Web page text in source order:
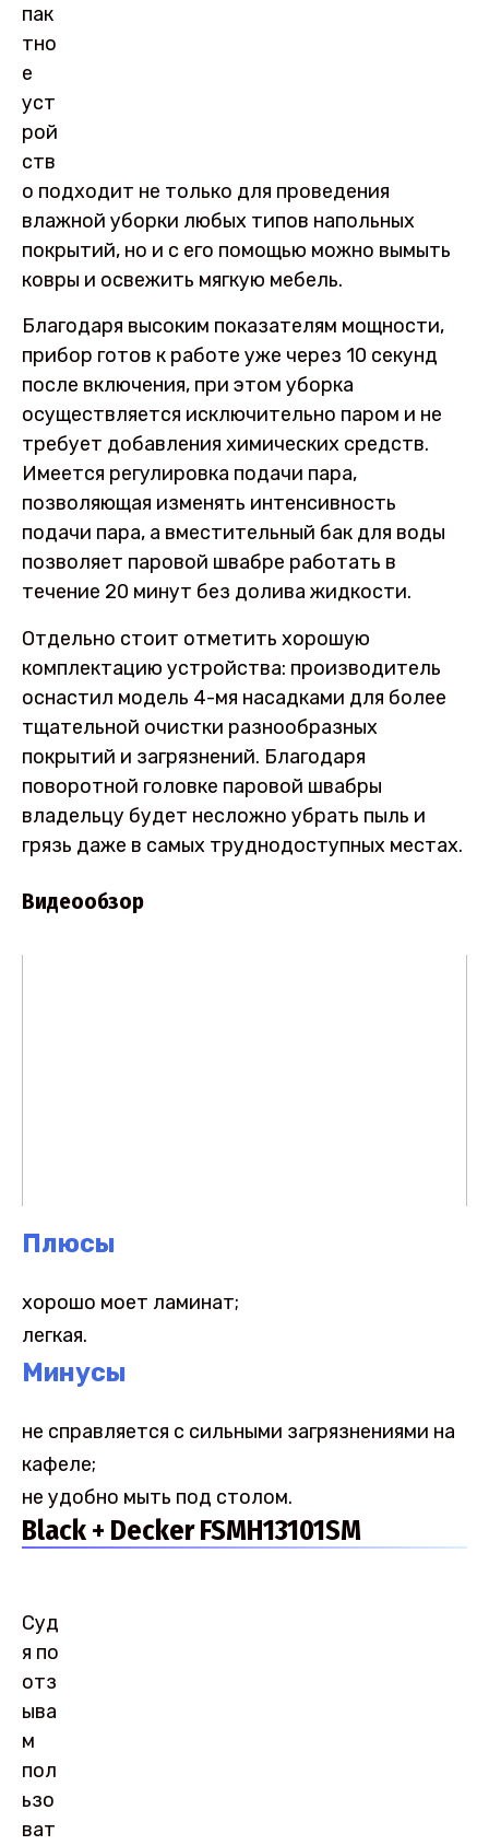
пак
тно
е
уст
рой
ств
о подходит не только для проведения
влажной уборки любых типов напольных
покрытий, но и с его помощью можно вымыть
ковры и освежить мягкую мебель.
Благодаря высоким показателям мощности,
прибор готов к работе уже через 10 секунд
после включения, при этом уборка
осуществляется исключительно паром и не
требует добавления химических средств.
Имеется регулировка подачи пара,
позволяющая изменять интенсивность
подачи пара, а вместительный бак для воды
позволяет паровой швабре работать в
течение 20 минут без долива жидкости.
Отдельно стоит отметить хорошую
комплектацию устройства: производитель
оснастил модель 4-мя насадками для более
тщательной очистки разнообразных
покрытий и загрязнений. Благодаря
поворотной головке паровой швабры
владельцу будет несложно убрать пыль и
грязь даже в самых труднодоступных местах.
Видеообзор
Плюсы
хорошо моет ламинат;
легкая.
Минусы
не справляется с сильными загрязнениями на
кафеле;
не удобно мыть под столом.
Black + Decker FSMH13101SM
Суд
я по
отз
ыва
м
пол
ьзо
ват